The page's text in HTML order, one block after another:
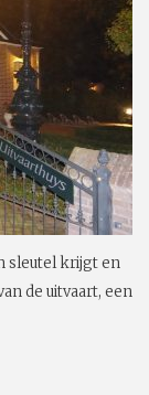
sleutel krijgt en
de uitvaart, een